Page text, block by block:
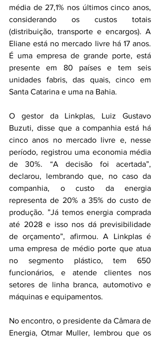
média de 27,1% nos últimos cinco anos,
considerando os custos totais
(distribuição, transporte e encargos). A
Eliane está no mercado livre há 17 anos.
É uma empresa de grande porte, está
presente em 80 países e tem seis
unidades fabris, das quais, cinco em
Santa Catarina e uma na Bahia.
O gestor da Linkplas, Luiz Gustavo
Buzuti, disse que a companhia está há
cinco anos no mercado livre e, nesse
período, registrou uma economia média
de 30%. “A decisão foi acertada”,
declarou, lembrando que, no caso da
companhia, o custo da energia
representa de 20% a 35% do custo de
produção. ”Já temos energia comprada
até 2028 e isso nos dá previsibilidade
de orçamento”, afirmou. A Linkplas é
uma empresa de médio porte que atua
no segmento plástico, tem 650
funcionários, e atende clientes nos
setores de linha branca, automotivo e
máquinas e equipamentos.
No encontro, o presidente da Câmara de
Energia, Otmar Muller, lembrou que os